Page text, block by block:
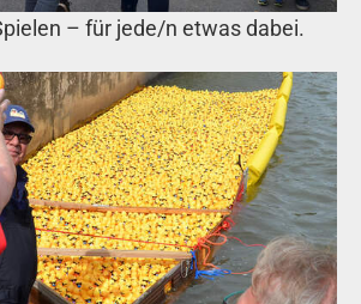
– für jede/n etwas dabei.